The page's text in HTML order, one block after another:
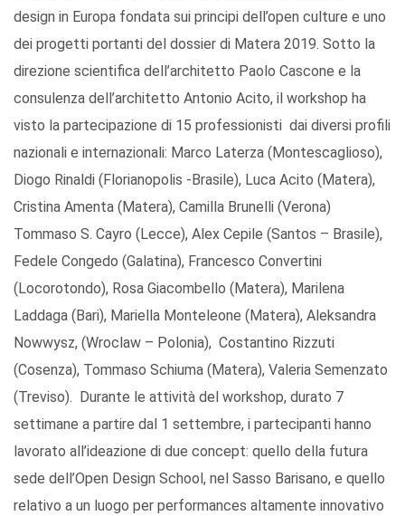
design in Europa fondata sui principi dell’open culture e uno
dei progetti portanti del dossier di Matera 2019. Sotto la
direzione scientifica dell’architetto Paolo Cascone e la
consulenza dell’architetto Antonio Acito, il workshop ha
visto la partecipazione di 15 professionisti dai diversi profili
nazionali e internazionali: Marco Laterza (Montescaglioso),
Diogo Rinaldi (Florianopolis -Brasile), Luca Acito (Matera),
Cristina Amenta (Matera), Camilla Brunelli (Verona)
Tommaso S. Cayro (Lecce), Alex Cepile (Santos – Brasile),
Fedele Congedo (Galatina), Francesco Convertini
(Locorotondo), Rosa Giacombello (Matera), Marilena
Laddaga (Bari), Mariella Monteleone (Matera), Aleksandra
Nowwysz, (Wroclaw – Polonia), Costantino Rizzuti
(Cosenza), Tommaso Schiuma (Matera), Valeria Semenzato
(Treviso). Durante le attività del workshop, durato 7
settimane a partire dal 1 settembre, i partecipanti hanno
lavorato all’ideazione di due concept: quello della futura
sede dell’Open Design School, nel Sasso Barisano, e quello
relativo a un luogo per performances altamente innovativo